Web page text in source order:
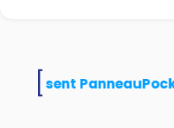
utilisent